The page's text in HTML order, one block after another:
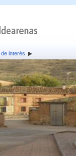
interés